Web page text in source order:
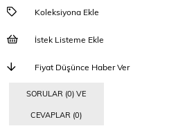
Koleksiyona Ekle
İstek Listeme Ekle
Fiyat Düşünce Haber Ver
SORULAR (0) VE
CEVAPLAR (0)